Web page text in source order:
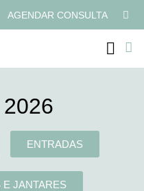
AGENDAR CONSULTA
ENTRADAS
JANTARES